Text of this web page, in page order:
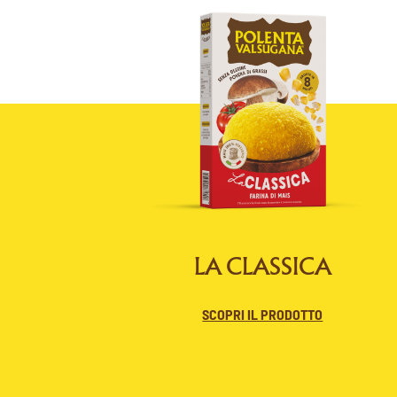
LA CLASSICA
SCOPRI IL PRODOTTO